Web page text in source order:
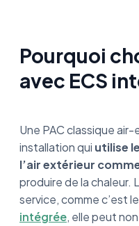
Pourquoi
avec ECS
Une PAC classique
installation qui utilise
l’air extérieur
produire de la chaleur.
service, comme c’est
intégrée, elle peut